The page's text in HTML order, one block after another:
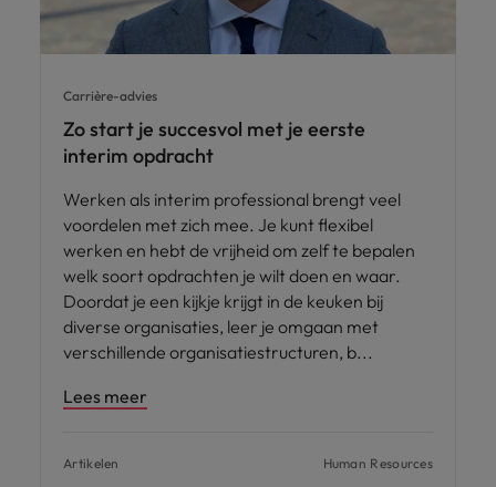
Carrière-advies
Zo start je succesvol met je eerste
interim opdracht
Werken als interim professional brengt veel
voordelen met zich mee. Je kunt flexibel
werken en hebt de vrijheid om zelf te bepalen
welk soort opdrachten je wilt doen en waar.
Doordat je een kijkje krijgt in de keuken bij
diverse organisaties, leer je omgaan met
verschillende organisatiestructuren, b
Lees meer
Artikelen Human Resources